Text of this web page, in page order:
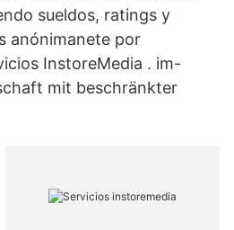
sueldos, ratings y
anónimanete por
InstoreMedia . im-
mit beschränkter